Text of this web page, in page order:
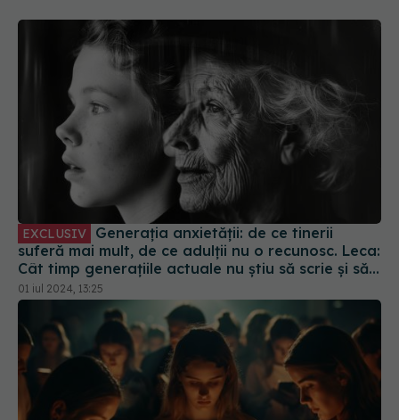
EXCLUSIV
suferă mai mult, de ce adulții nu o recunosc. Leca:
Cât timp generațiile actuale nu știu să scrie și să
citească în limba română, lupta e la poli diferiți
de putere
01 iul 2024, 13:25